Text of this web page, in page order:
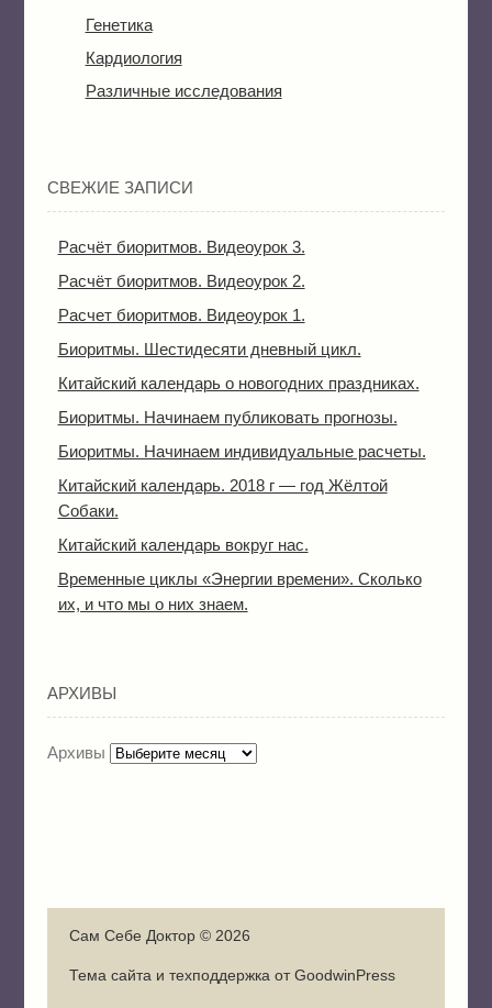
Генетика
Кардиология
Различные исследования
СВЕЖИЕ ЗАПИСИ
Расчёт биоритмов. Видеоурок 3.
Расчёт биоритмов. Видеоурок 2.
Расчет биоритмов. Видеоурок 1.
Биоритмы. Шестидесяти дневный цикл.
Китайский календарь о новогодних праздниках.
Биоритмы. Начинаем публиковать прогнозы.
Биоритмы. Начинаем индивидуальные расчеты.
Китайский календарь. 2018 г — год Жёлтой
Собаки.
Китайский календарь вокруг нас.
Временные циклы «Энергии времени». Сколько
их, и что мы о них знаем.
АРХИВЫ
Архивы
Сам Себе Доктор © 2026
Тема сайта и техподдержка от GoodwinPress